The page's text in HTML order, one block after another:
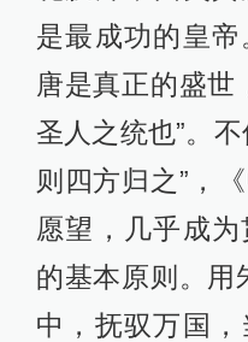
是最成功的皇
唐是真正的盛世
圣人之统也”。不
则四方归之”，
愿望，几乎成
的基本原则。用
中，抚驭万国